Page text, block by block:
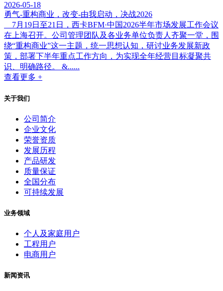
2026-05-18
勇气-重构商业，改变-由我启动，决战2026
7月19日至21日，西卡BFM·中国2026半年市场发展工作会议
在上海召开。公司管理团队及各业务单位负责人齐聚一堂，围
绕“重构商业”这一主题，统一思想认知，研讨业务发展新政
策，部署下半年重点工作方向，为实现全年经营目标凝聚共
识、明确路径。 &......
查看更多 +
关于我们
公司简介
企业文化
荣誉资质
发展历程
产品研发
质量保证
全国分布
可持续发展
业务领域
个人及家庭用户
工程用户
电商用户
新闻资讯